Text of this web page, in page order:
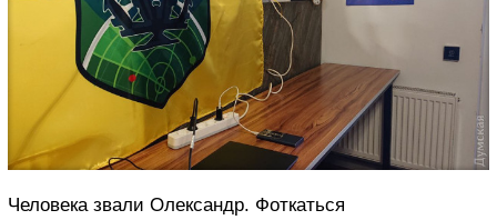
Человека звали Олександр. Фоткаться